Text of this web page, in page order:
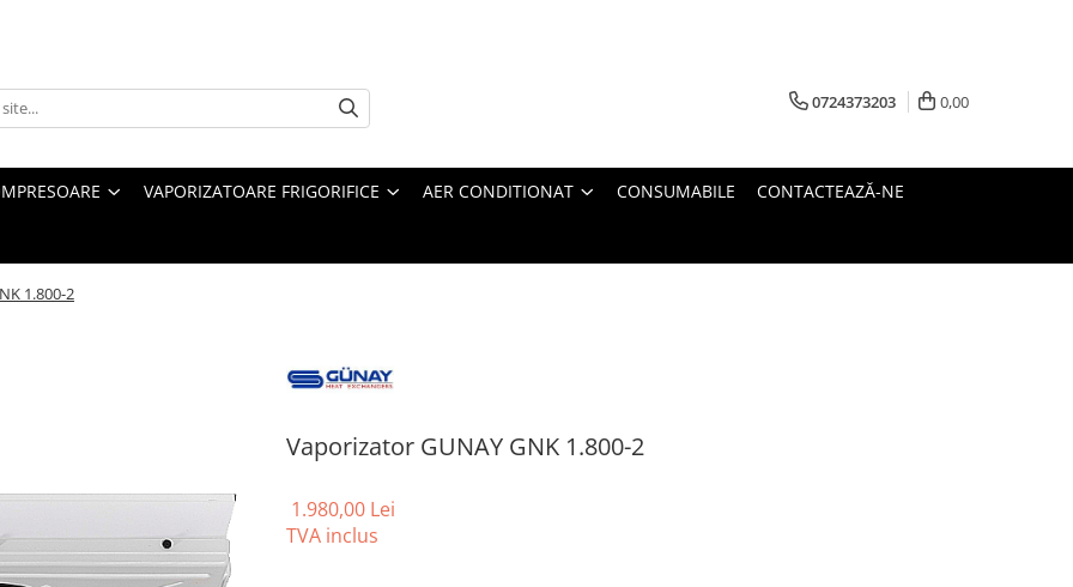
0724373203 0,00
VAPORIZATOARE FRIGORIFICE AER CONDITIONAT CONSUMABILE CONTACTEAZĂ-NE
1.800-2
Vaporizator GUNAY GNK 1.800-2
1.980,00 Lei
TVA inclus